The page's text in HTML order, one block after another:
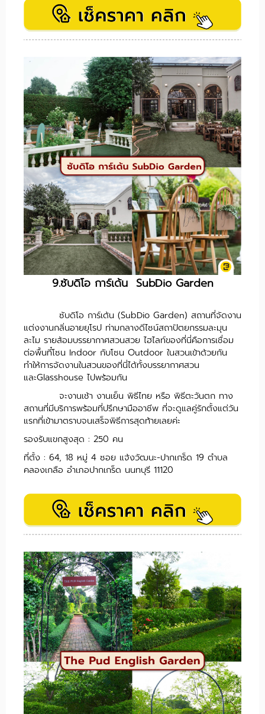
9.ซับดิโอ การ์เด้น SubDio Garden
ซับดิโอ การ์เด้น (SubDio Garden) สถานที่จัดงาน
แต่งงานกลิ่นอายยุโรป ท่ามกลางดีไซน์สถาปัตยกรรมละมุน
ละไม รายล้อมบรรยากาศสวนสวย ไฮไลท์ของที่นี่คือการเชื่อม
ต่อพื้นที๋โซน Indoor กับโซน Outdoor ในสวนเข้าด้วยกัน
ทำให้การจัดงานในสวนของที่นี่ได้ทั้งบรรยากาศสวน
และGlasshouse ไปพร้อมกัน
จะงานเช้า งานเย็น พิธีไทย หรือ พิธีตะวันตก ทาง
สถานที่มีบริการพร้อมที่ปรึกษามืออาชีพ ที่จะดูแลคู่รักตั้งแต่วัน
แรกที่เข้ามาตราบจนเสร็จพิธีการสุดท้ายเลยค่ะ
รองรับแขกสูงสุด : 250 คน
ที่ตั้ง : 64, 18 หมู่ 4 ซอย แจ้งวัฒนะ-ปากเกร็ด 19 ตำบล
คลองเกลือ อำเภอปากเกร็ด นนทบุรี 11120